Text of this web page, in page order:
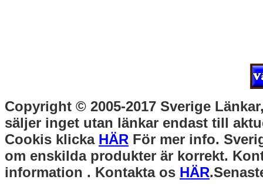
Copyright © 2005-2017 Sverige
säljer inget utan länkar endast till
Cookis klicka HÄR För mer info.
om enskilda produkter är korrekt.
information . Kontakta os HÄR